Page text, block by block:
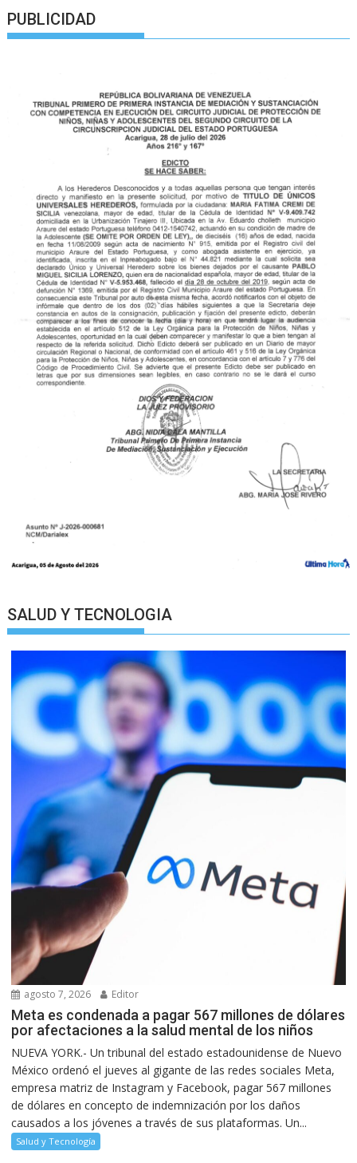
PUBLICIDAD
SALUD Y TECNOLOGIA
agosto 7, 2026 Editor
Meta es condenada a pagar 567 millones de dólares
por afectaciones a la salud mental de los niños
NUEVA YORK.- Un tribunal del estado estadounidense de Nuevo
México ordenó el jueves al gigante de las redes sociales Meta,
empresa matriz de Instagram y Facebook, pagar 567 millones
de dólares en concepto de indemnización por los daños
causados a los jóvenes a través de sus plataformas. Un...
Salud y Tecnología